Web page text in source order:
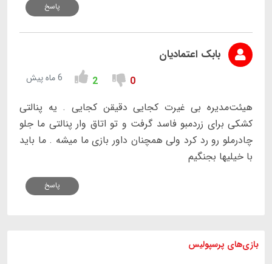
پاسخ
بابک اعتمادیان
0
2 6 ماه پیش
هیئت‌مدیره بی غیرت کجایی دقیقن کجایی . یه پنالتی
کشکی برای زردمبو فاسد گرفت و تو اتاق وار پنالتی ما جلو
چادرملو رو رد کرد ولی همچنان داور بازی ما میشه . ما باید
با خیلیها بجنگیم
پاسخ
بازی های پرسپولیس